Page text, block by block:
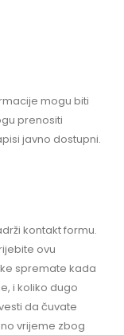
mogu biti
prenositi
javno dostupni.
kontakt formu.
ovu
spremate kada
i koliko dugo
da čuvate
vrijeme zbog